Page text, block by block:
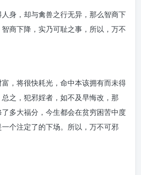
身，却与禽兽之行无异，那么智商下
商下降，实乃可耻之事，所以，万不
，将很快耗光，命中本该拥有而未得
之，犯邪婬者，如不及早悔改，那
多大福分，今生都会在贫穷困苦中度
个注定了的下场。所以，万不可邪